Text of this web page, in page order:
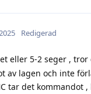
Redigerad
eller 5-2 seger ,
av lagen och inte
tar det kommandot